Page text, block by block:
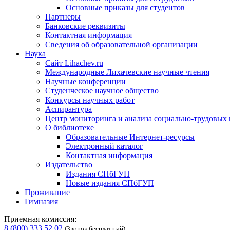
Основные приказы для студентов
Партнеры
Банковские реквизиты
Контактная информация
Сведения об образовательной организации
Наука
Сайт Lihachev.ru
Международные Лихачевские научные чтения
Научные конференции
Студенческое научное общество
Конкурсы научных работ
Аспирантура
Центр мониторинга и анализа социально-трудовых
О библиотеке
Образовательные Интернет-ресурсы
Электронный каталог
Контактная информация
Издательство
Издания СПбГУП
Новые издания СПбГУП
Проживание
Гимназия
Приемная комиссия:
8 (800) 333 52 02